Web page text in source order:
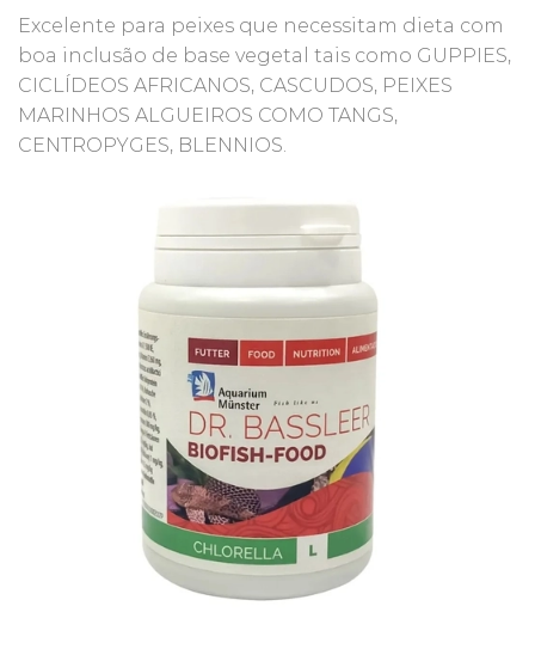
Excelente para peixes que necessitam dieta com
boa inclusão de base vegetal tais como GUPPIES,
CICLÍDEOS AFRICANOS, CASCUDOS, PEIXES
MARINHOS ALGUEIROS COMO TANGS,
CENTROPYGES, BLENNIOS.